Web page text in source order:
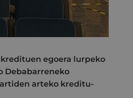
egoera lurpeko
Debabarreneko
arteko kreditu-